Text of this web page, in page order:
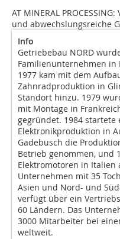
AT MINERAL PROCESSING:
und abwechslungsreiche
Info
Getriebebau NORD
Familienunternehmen in
1977 kam mit dem
Zahnradproduktion in
Standort hinzu. 1979
mit Montage in
gegründet. 1984 startete
Elektronikproduktion in
Gadebusch die
Betrieb genommen, und
Elektromotoren in Italien
Unternehmen mit 35
Asien und Nord- und
verfügt über ein
60 Ländern. Das
3000 Mitarbeiter bei
weltweit.